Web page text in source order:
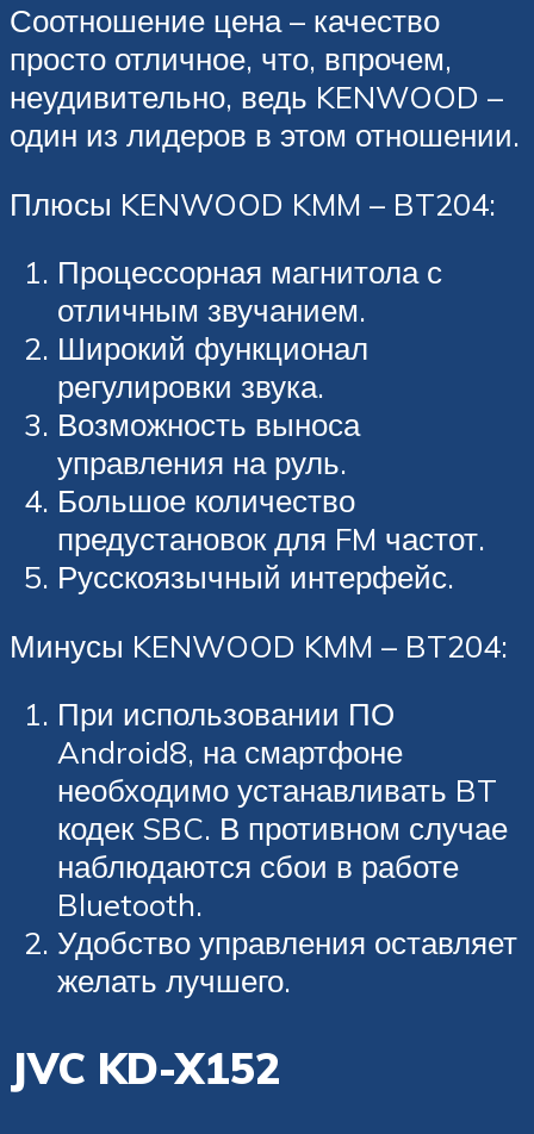
Соотношение цена – качество
просто отличное, что, впрочем,
неудивительно, ведь KENWOOD –
один из лидеров в этом отношении.
Плюсы KENWOOD KMM – BT204:
Процессорная магнитола с
отличным звучанием.
Широкий функционал
регулировки звука.
Возможность выноса
управления на руль.
Большое количество
предустановок для FM частот.
Русскоязычный интерфейс.
Минусы KENWOOD KMM – BT204:
При использовании ПО
Android8, на смартфоне
необходимо устанавливать BT
кодек SBC. В противном случае
наблюдаются сбои в работе
Bluetooth.
Удобство управления оставляет
желать лучшего.
JVC KD-X152